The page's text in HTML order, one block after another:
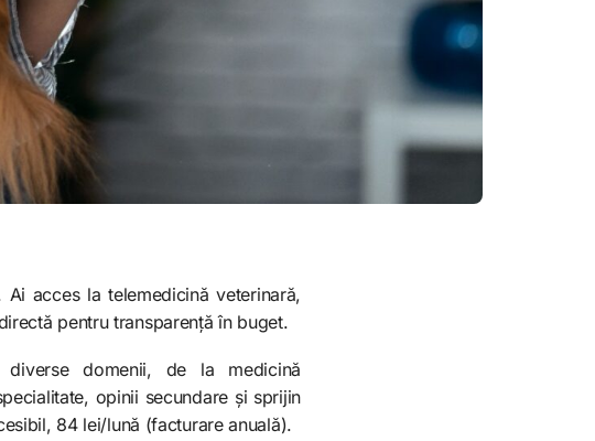
Ai acces la telemedicină veterinară,
pentru transparență în buget.
domenii, de la medicină
opinii secundare și sprijin
84 lei/lună (facturare anuală).